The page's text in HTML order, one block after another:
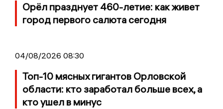
Орёл празднует 460-летие: как живет
город первого салюта сегодня
04/08/2026 08:30
Топ-10 мясных гигантов Орловской
области: кто заработал больше всех, а
кто ушел в минус